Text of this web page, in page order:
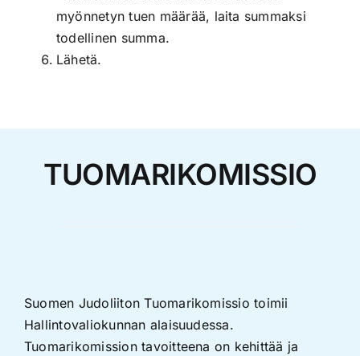
myönnetyn tuen määrää, laita summaksi
todellinen summa.
Lähetä.
TUOMARIKOMISSIO
Suomen Judoliiton Tuomarikomissio toimii
Hallintovaliokunnan alaisuudessa.
Tuomarikomission tavoitteena on kehittää ja